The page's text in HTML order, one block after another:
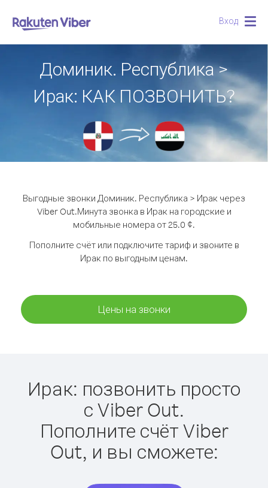
Вход
Доминик. Республика >
Ирак: КАК ПОЗВОНИТЬ?
Выгодные звонки Доминик. Республика > Ирак через
Viber Out.Минута звонка в Ирак на городские и
мобильные номера от 25.0 ¢.
Пополните счёт или подключите тариф и звоните в
Ирак по выгодным ценам.
Цены на звонки
Ирак: позвонить просто
с Viber Out.
Пополните счёт Viber
Out, и вы сможете: